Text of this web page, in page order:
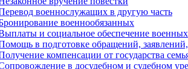
военнослужащих в другую часть
военнообязанных
и социальное обеспечение военных
в подготовке обращений,
компенсации от государства
в досудебном и судебном